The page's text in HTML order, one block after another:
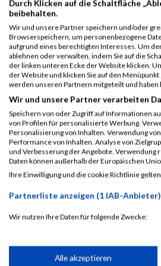
B2Run Hannover
Einzelwertung
weiblich
3133 Jana
B2Run Hannover
Teamwertung mixed
3133 Jana
B2Run Hannover
Teamwertung
3133 Jana
Legende:
GPos = Geschlechter Position, KPos
Disqualifiziert
Laufsport
Durch Klicken auf die Schaltfläche
beibehalten.
Wir und unsere Partner speichern und/oder
Browserspeichern, um personenbezogene
aufgrund eines berechtigten Interesses. Um
ablehnen oder verwalten, indem Sie auf die
der linken unteren Ecke der Website klicken.
der Website und klicken Sie auf den
werden unseren Partnern mitgeteilt und
Wir und unsere Partner verarbeiten
Speichern von oder Zugriff auf Informationen
von Profilen für personalisierte Werbung.
Personalisierung von Inhalten. Verwendung
Performance von Inhalten. Analyse von
und Verbesserung der Angebote. Verwendung
Daten können außerhalb der Europäischen
Ihre Einwilligung und die cookie Richtlinie
Partnerliste anzeigen (1 IAB-Anbieter)
Wir nutzen Ihre Daten für folgende Zwecke:
Speichern von oder Zugriff auf
Alle akzeptieren